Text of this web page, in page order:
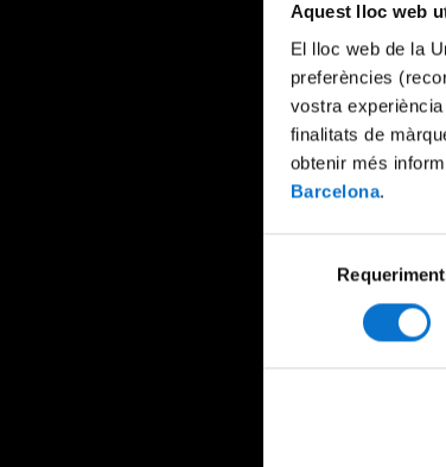
Aquest lloc web
El lloc web de la
preferències
vostra
finalitats de
obtenir més
Barcelona.